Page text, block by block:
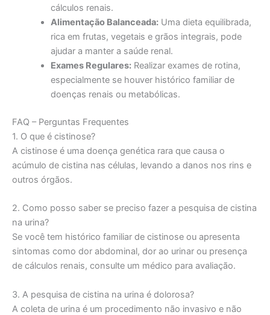
cálculos renais.
Alimentação Balanceada:Uma dieta equilibrada,
rica em frutas, vegetais e grãos integrais, pode
ajudar a manter a saúde renal.
Exames Regulares:Realizar exames de rotina,
especialmente se houver histórico familiar de
doenças renais ou metabólicas.
FAQ – Perguntas Frequentes
1. O que é cistinose?
A cistinose é uma doença genética rara que causa o
acúmulo de cistina nas células, levando a danos nos rins e
outros órgãos.
2. Como posso saber se preciso fazer a pesquisa de cistina
na urina?
Se você tem histórico familiar de cistinose ou apresenta
sintomas como dor abdominal, dor ao urinar ou presença
de cálculos renais, consulte um médico para avaliação.
3. A pesquisa de cistina na urina é dolorosa?
A coleta de urina é um procedimento não invasivo e não